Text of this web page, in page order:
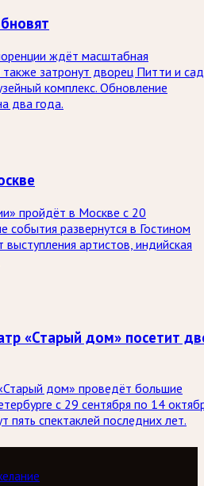
ждёт масштабная
также затронут дворец Питти и
комплекс. Обновление
два года.
пройдёт в Москве с 20
события развернутся в Гостином
артистов, индийская
«Старый дом» посетит
дом» проведёт большие
с 29 сентября по 14
пять спектаклей последних лет.